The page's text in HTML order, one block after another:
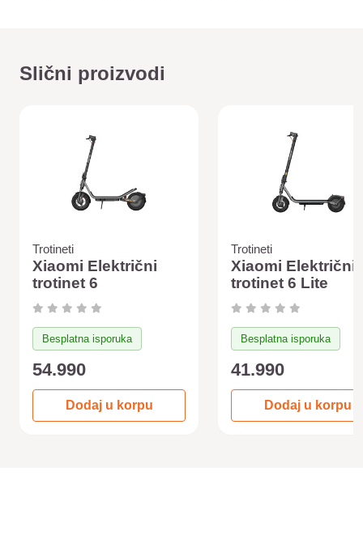
Slični proizvodi
Trotineti
Xiaomi Električni
trotinet 6
Besplatna isporuka
54.990
Dodaj u korpu
Trotineti
Xiaomi Električni
trotinet 6 Lite
Besplatna isporuka
41.990
Dodaj u korpu